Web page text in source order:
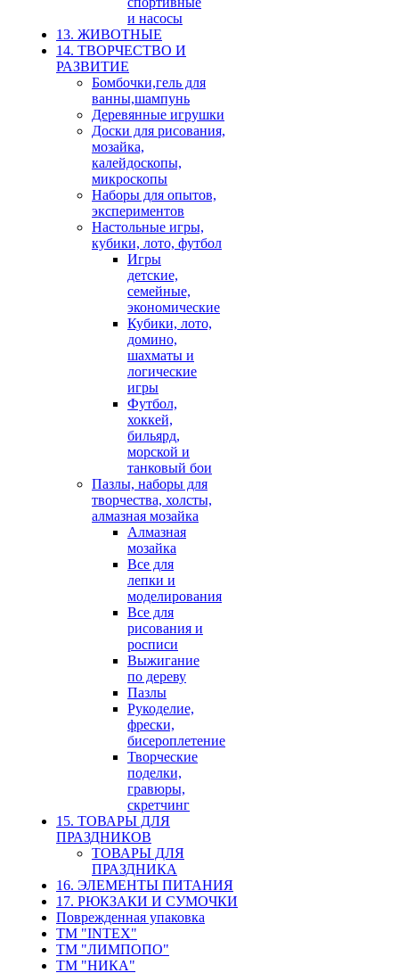
и насосы
13. ЖИВОТНЫЕ
14. ТВОРЧЕСТВО И
РАЗВИТИЕ
Бомбочки,гель для
ванны,шампунь
Деревянные игрушки
Доски для рисования,
мозайка,
калейдоскопы,
микроскопы
Наборы для опытов,
экспериментов
Настольные игры,
кубики, лото, футбол
Игры
детские,
семейные,
экономические
Кубики, лото,
домино,
шахматы и
логические
игры
Футбол,
хоккей,
бильярд,
морской и
танковый бои
Пазлы, наборы для
творчества, холсты,
алмазная мозайка
Алмазная
мозайка
Все для
лепки и
моделирования
Все для
рисования и
росписи
Выжигание
по дереву
Пазлы
Рукоделие,
фрески,
бисероплетение
Творческие
поделки,
гравюры,
скретчинг
15. ТОВАРЫ ДЛЯ
ПРАЗДНИКОВ
ТОВАРЫ ДЛЯ
ПРАЗДНИКА
16. ЭЛЕМЕНТЫ ПИТАНИЯ
17. РЮКЗАКИ И СУМОЧКИ
Поврежденная упаковка
ТМ "INTEX"
ТМ "ЛИМПОПО"
ТМ "НИКА"